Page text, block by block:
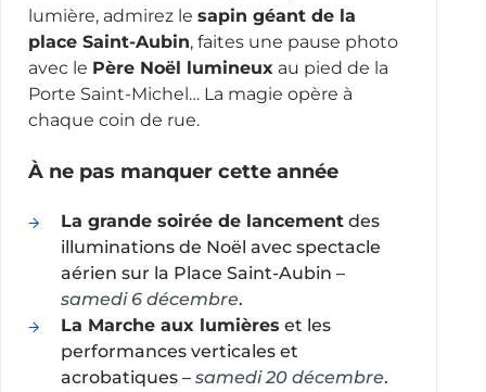
lumière, admirez le sapin géant de la
place Saint-Aubin, faites une pause photo
avec le Père Noël lumineuxau pied de la
Porte Saint-Michel… La magie opère à
chaque coin de rue.
À ne pas manquer cette année
La grande soirée de lancementdes
illuminations de Noël avec spectacle
aérien sur la Place Saint-Aubin –
samedi 6 décembre.
La Marche aux lumières et les
performances verticales et
acrobatiques – samedi 20 décembre.